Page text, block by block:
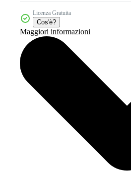
Licenza Gratuita
Cos'è?
Maggiori informazioni